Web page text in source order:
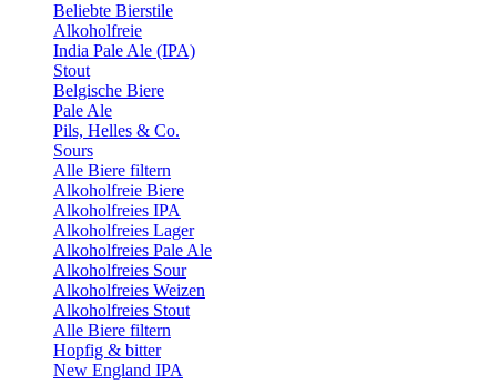
Beliebte Bierstile
Alkoholfreie
India Pale Ale (IPA)
Stout
Belgische Biere
Pale Ale
Pils, Helles & Co.
Sours
Alle Biere filtern
Alkoholfreie Biere
Alkoholfreies IPA
Alkoholfreies Lager
Alkoholfreies Pale Ale
Alkoholfreies Sour
Alkoholfreies Weizen
Alkoholfreies Stout
Alle Biere filtern
Hopfig & bitter
New England IPA